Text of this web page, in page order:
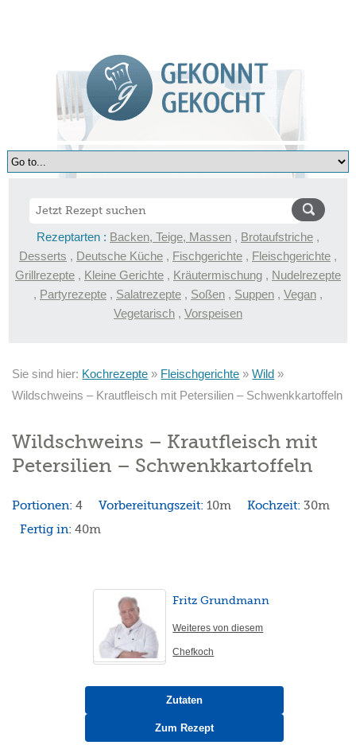
Rezeptarten : Backen, Teige, Massen , Brotaufstriche ,
Desserts , Deutsche Küche , Fischgerichte , Fleischgerichte ,
Grillrezepte , Kleine Gerichte , Kräutermischung , Nudelrezepte
, Partyrezepte , Salatrezepte , Soßen , Suppen , Vegan ,
Vegetarisch , Vorspeisen
Sie sind hier: Kochrezepte » Fleischgerichte »Wild »
Wildschweins – Krautfleisch mit Petersilien – Schwenkkartoffeln
Wildschweins – Krautfleisch mit
Petersilien – Schwenkkartoffeln
Portionen:4 Vorbereitungszeit:10m Kochzeit: 30m
Fertig in:40m
Fritz Grundmann
Weiteres von diesem
Chefkoch
Zutaten
Zum Rezept